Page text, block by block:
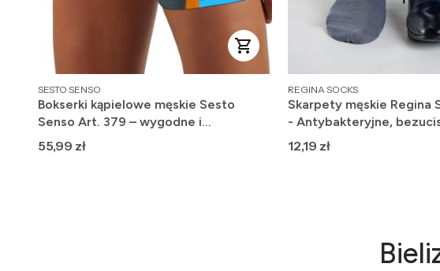
PRODUCENT
SESTO SENSO
Bokserki kąpielowe męskie Sesto
Senso Art. 379 – wygodne i
szybkoschnące
Cena
55,99 zł
PRODUCENT
REGINA SOCKS
Skarpety męskie Regina
- Antybakteryjne,
Cena
12,19 zł